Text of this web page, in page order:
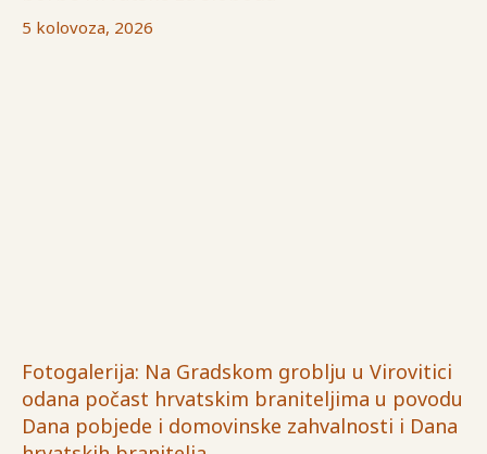
5 kolovoza, 2026
Fotogalerija: Na Gradskom groblju u Virovitici
odana počast hrvatskim braniteljima u povodu
Dana pobjede i domovinske zahvalnosti i Dana